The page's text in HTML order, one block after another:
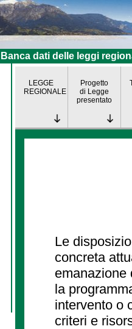
Banca dati delle leggi
LEGGE
REGIONALE
Progetto
di Legge
presentato
Le
concreta
emanazione
la
intervento o
criteri e